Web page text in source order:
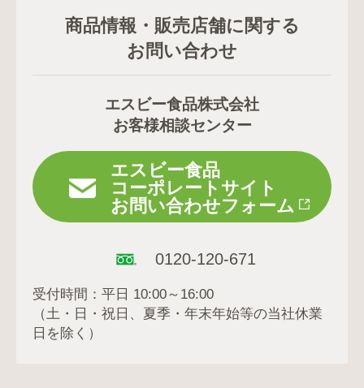
商品情報・販売店舗に関する
お問い合わせ
エスビー食品株式会社
お客様相談センター
エスビー食品
コーポレートサイト
お問い合わせフォーム
0120-120-671
受付時間：平日 10:00～16:00
（土・日・祝日、夏季・年末年始等の当社休業
日を除く）